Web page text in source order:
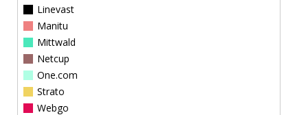
Linevast
Manitu
Mittwald
Netcup
One.com
Strato
Webgo